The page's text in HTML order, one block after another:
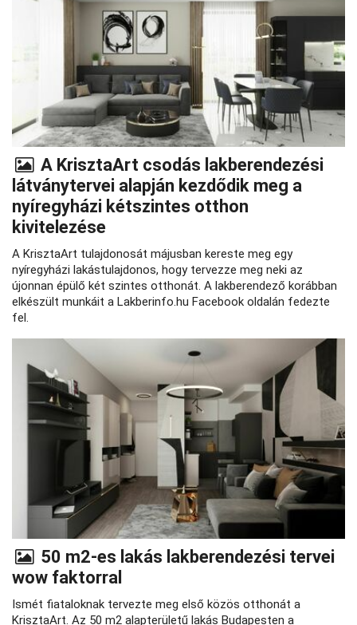
A KrisztaArt csodás lakberendezési
látványtervei alapján kezdődik meg a
nyíregyházi kétszintes otthon
kivitelezése
A KrisztaArt tulajdonosát májusban kereste meg egy
nyíregyházi lakástulajdonos, hogy tervezze meg neki az
újonnan épülő két szintes otthonát. A lakberendező korábban
elkészült munkáit a Lakberinfo.hu Facebook oldalán fedezte
fel.
50 m2-es lakás lakberendezési tervei
wow faktorral
Ismét fiataloknak tervezte meg első közös otthonát a
KrisztaArt. Az 50 m2 alapterületű lakás Budapesten a